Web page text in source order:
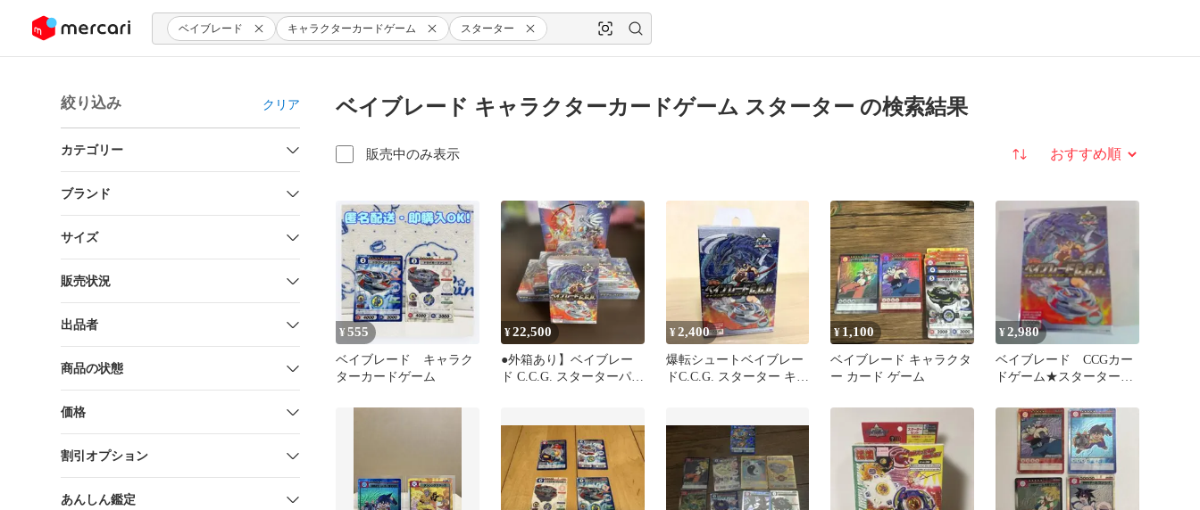
ツにスキップ ベイブレード キャラクターカードゲーム スターター
絞り込み クリア
カテゴリー
ブランド
サイズ
販売状況
出品者
商品の状態
価格
割引オプション
あんしん鑑定
ベイブレード キャラクターカードゲーム スターター の検索結果
販売中のみ表示 並び替え
¥555
ベイブレード キャラク
ターカードゲーム
¥22,500
●外箱あり】ベイブレー
ド C.C.G. スターターパッ
¥2,400
爆転シュートベイブレー
ドC.C.G. スターター キャ
¥1,100
ベイブレード キャラクタ
ー カード ゲーム
¥2,980
ベイブレード CCGカー
ドゲーム★スターター★